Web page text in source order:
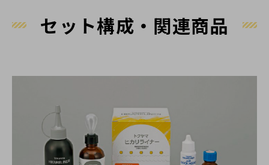
セット構成・関連商品